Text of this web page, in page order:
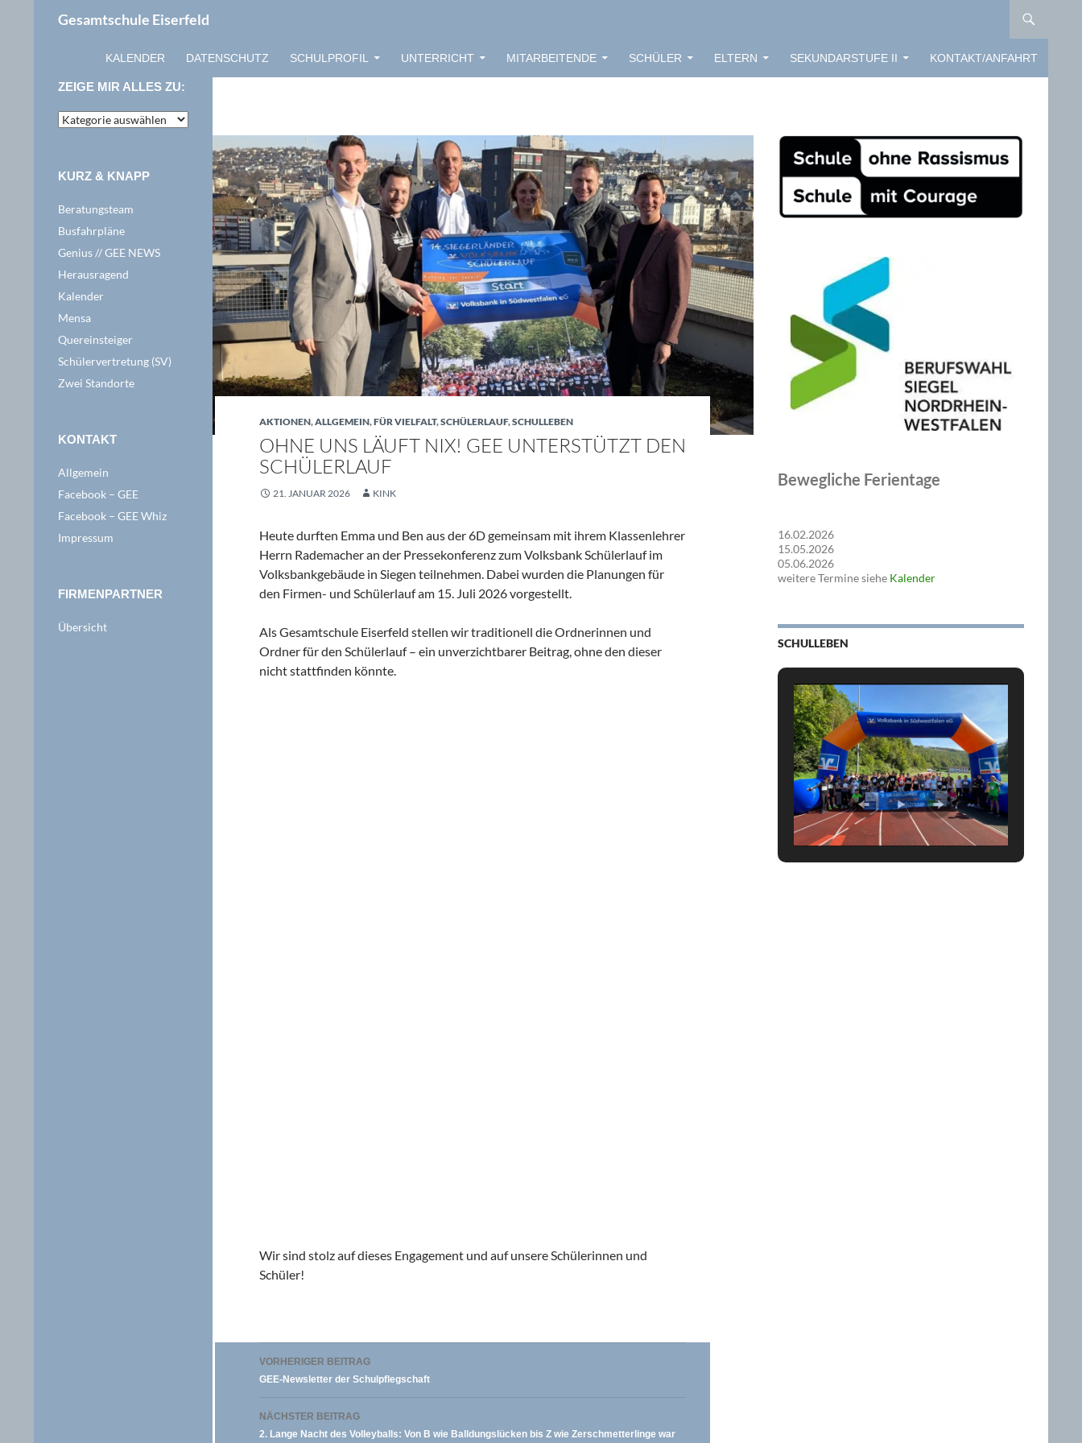
Gesamtschule Eiserfeld
KALENDER DATENSCHUTZ SCHULPROFIL UNTERRICHT MITARBEITENDE SCHÜLER ELTERN SEKUNDARSTUFE II KONTAKT/ANFAHRT
AKTIONEN,ALLGEMEIN,FÜR VIELFALT,SCHÜLERLAUF,SCHULLEBEN
OHNE UNS LÄUFT NIX! GEE UNTERSTÜTZT DEN
SCHÜLERLAUF
21. JANUAR 2026 KINK
Heute durften Emma und Ben aus der 6D gemeinsam mit ihrem Klassenlehrer
Herrn Rademacher an der Pressekonferenz zum Volksbank Schülerlauf im
Volksbankgebäude in Siegen teilnehmen. Dabei wurden die Planungen für
den Firmen- und Schülerlauf am 15. Juli 2026 vorgestellt.
Als Gesamtschule Eiserfeld stellen wir traditionell die Ordnerinnen und
Ordner für den Schülerlauf – ein unverzichtbarer Beitrag, ohne den dieser
nicht stattfinden könnte.
Wir sind stolz auf dieses Engagement und auf unsere Schülerinnen und
Schüler!
Beitragsnavigation
VORHERIGER BEITRAG
GEE-Newsletter der Schulpflegschaft
NÄCHSTER BEITRAG
2. Lange Nacht des Volleyballs: Von B wie Balldungslücken bis Z wie Zerschmetterlinge war
Bewegliche Ferientage
16.02.2026
15.05.2026
05.06.2026
weitere Termine siehe Kalender
SCHULLEBEN
ZEIGE MIR ALLES ZU:
zeige
zu:
KURZ & KNAPP
Beratungsteam
Busfahrpläne
Genius // GEE NEWS
Herausragend
Kalender
Mensa
Quereinsteiger
Schülervertretung (SV)
Zwei Standorte
KONTAKT
Allgemein
Facebook – GEE
Facebook – GEE Whiz
Impressum
FIRMENPARTNER
Übersicht